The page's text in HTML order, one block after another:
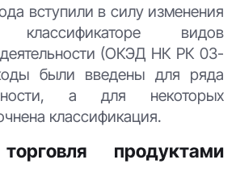
вступили в силу изменения
видов
(ОКЭД НК РК 03-
были введены для ряда
а для некоторых
классификация.
продуктами